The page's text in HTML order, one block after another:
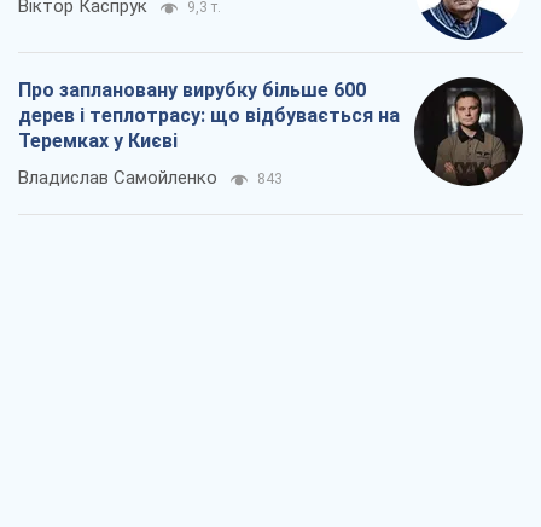
Віктор Каспрук 9,3 т.
Про заплановану вирубку більше 600
дерев і теплотрасу: що відбувається на
Теремках у Києві
Владислав Самойленко 843